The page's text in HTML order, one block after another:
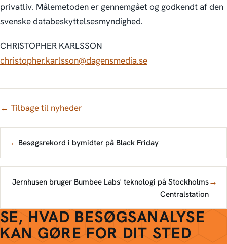
privatliv. Målemetoden er gennemgået og godkendt af den
svenske databeskyttelsesmyndighed.
CHRISTOPHER KARLSSON
christopher.karlsson@dagensmedia.se
← Tilbage til nyheder
← Besøgsrekord i bymidter på Black Friday
Jernhusen bruger Bumbee Labs' teknologi på Stockholms
Centralstation
→
SE, HVAD BESØGSANALYSE
KAN GØRE FOR DIT STED